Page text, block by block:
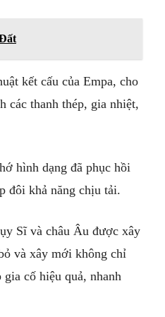
kết cấu của Empa, cho
các thanh thép, gia nhiệt,
hình dạng đã phục hồi
đôi khả năng chịu tải.
Sĩ và châu Âu được xây
và xây mới không chỉ
cố hiệu quả, nhanh